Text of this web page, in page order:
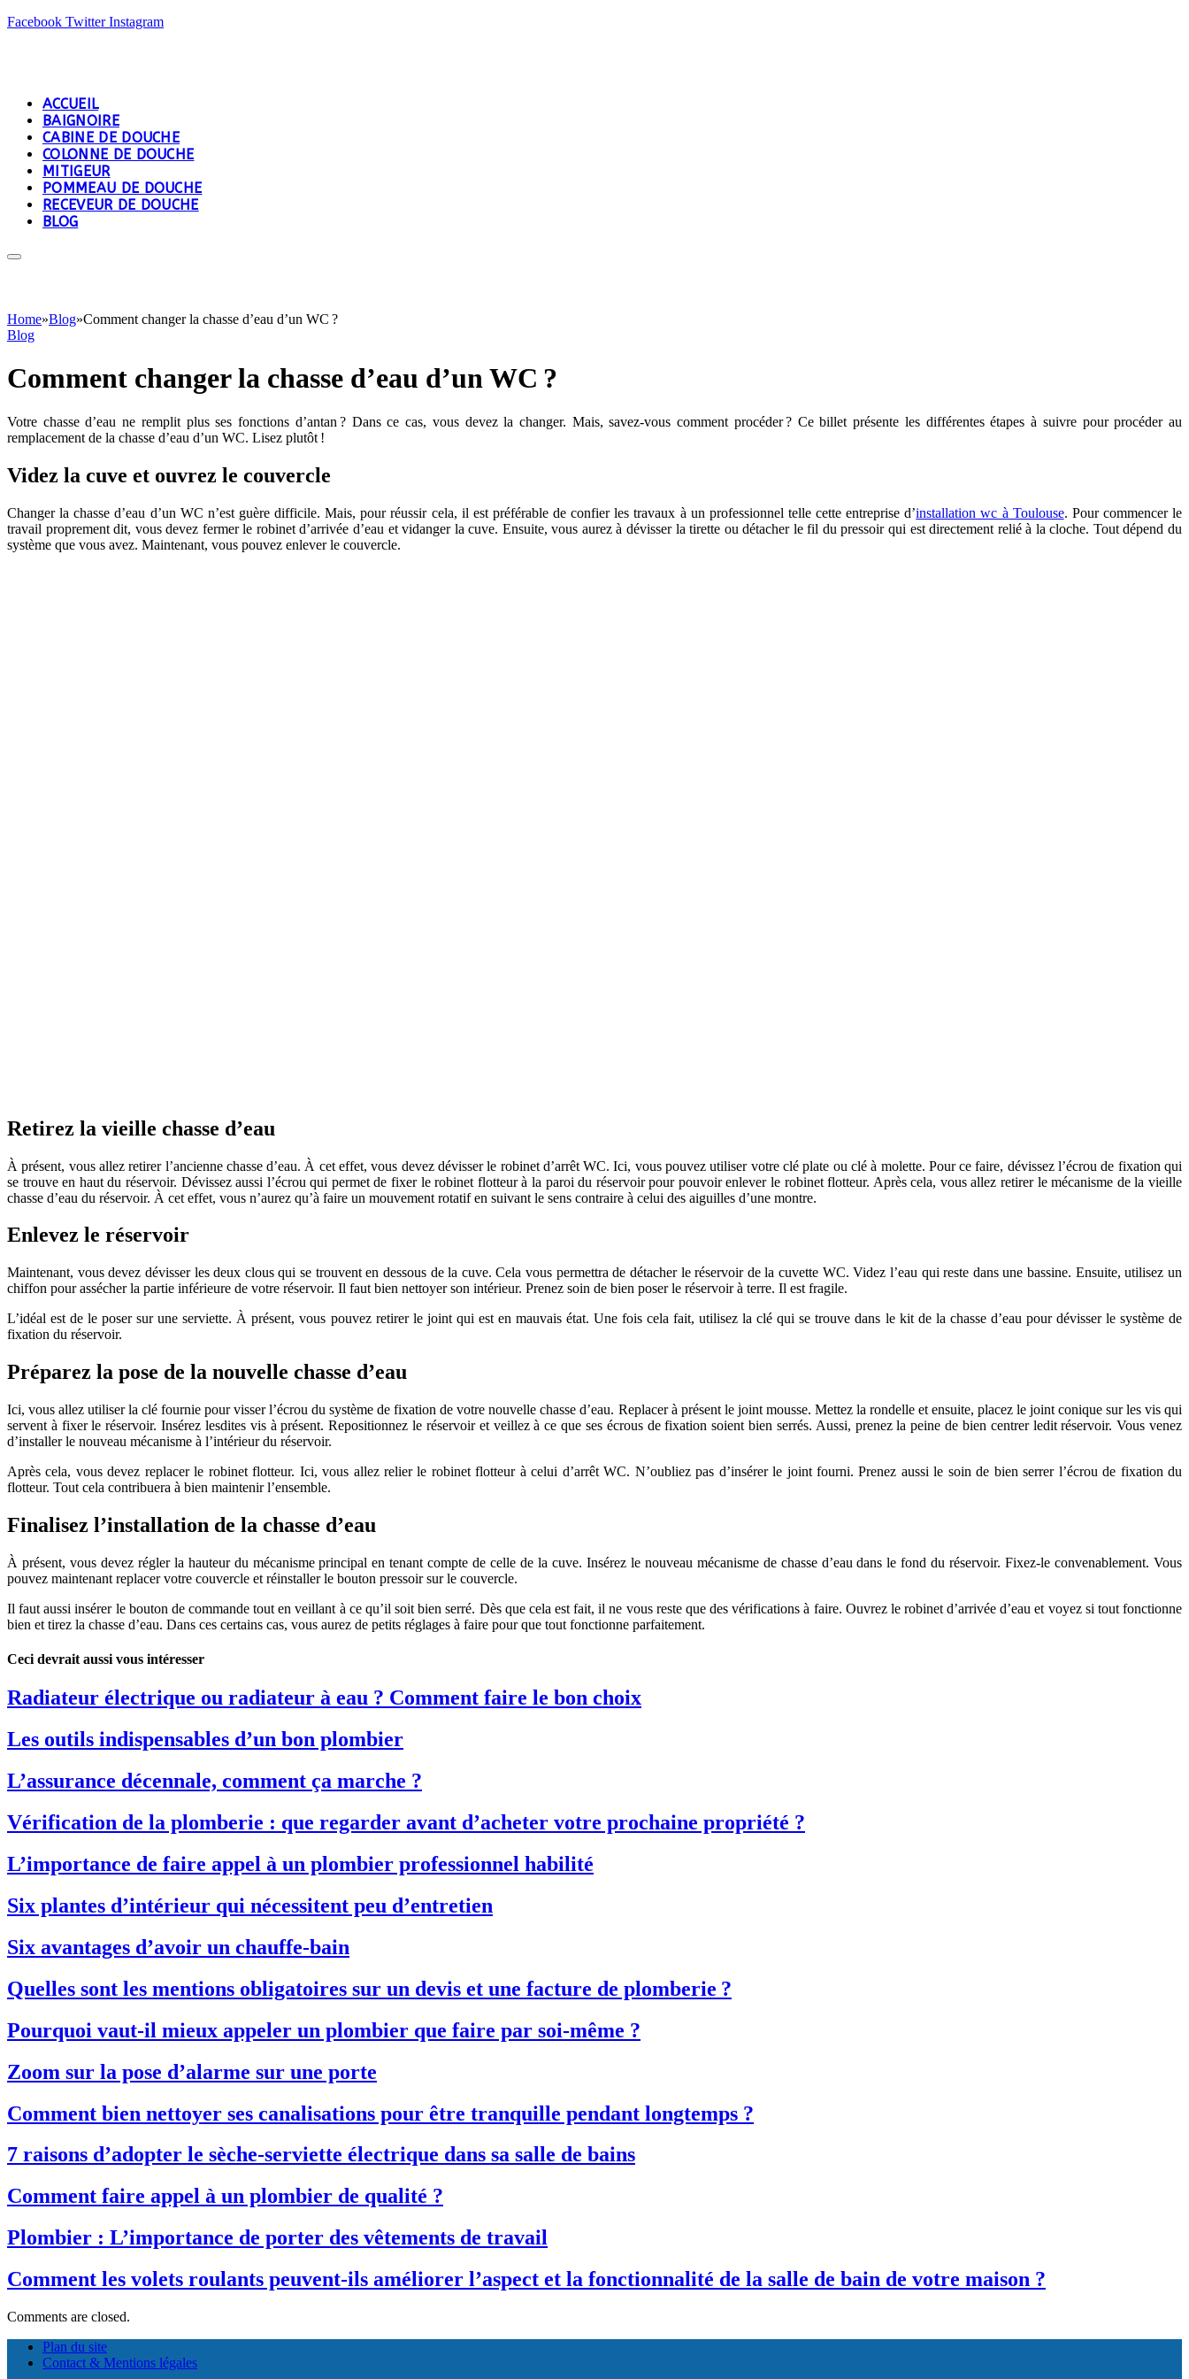
Facebook Twitter Instagram
ACCUEIL
BAIGNOIRE
CABINE DE DOUCHE
COLONNE DE DOUCHE
MITIGEUR
POMMEAU DE DOUCHE
RECEVEUR DE DOUCHE
BLOG
Home»Blog»Comment changer la chasse d’eau d’un WC ?
Blog
Comment changer la chasse d’eau d’un WC ?
Votre chasse d’eau ne remplit plus ses fonctions d’antan ? Dans ce cas, vous devez la changer. Mais, savez-vous comment procéder ? Ce billet présente les différentes étapes à suivre pour procéder au
remplacement de la chasse d’eau d’un WC. Lisez plutôt !
Videz la cuve et ouvrez le couvercle
Changer la chasse d’eau d’un WC n’est guère difficile. Mais, pour réussir cela, il est préférable de confier les travaux à un professionnel telle cette entreprise d’installation wc à Toulouse. Pour commencer le
travail proprement dit, vous devez fermer le robinet d’arrivée d’eau et vidanger la cuve. Ensuite, vous aurez à dévisser la tirette ou détacher le fil du pressoir qui est directement relié à la cloche. Tout dépend du
système que vous avez. Maintenant, vous pouvez enlever le couvercle.
Retirez la vieille chasse d’eau
À présent, vous allez retirer l’ancienne chasse d’eau. À cet effet, vous devez dévisser le robinet d’arrêt WC. Ici, vous pouvez utiliser votre clé plate ou clé à molette. Pour ce faire, dévissez l’écrou de fixation qui
se trouve en haut du réservoir. Dévissez aussi l’écrou qui permet de fixer le robinet flotteur à la paroi du réservoir pour pouvoir enlever le robinet flotteur. Après cela, vous allez retirer le mécanisme de la vieille
chasse d’eau du réservoir. À cet effet, vous n’aurez qu’à faire un mouvement rotatif en suivant le sens contraire à celui des aiguilles d’une montre.
Enlevez le réservoir
Maintenant, vous devez dévisser les deux clous qui se trouvent en dessous de la cuve. Cela vous permettra de détacher le réservoir de la cuvette WC. Videz l’eau qui reste dans une bassine. Ensuite, utilisez un
chiffon pour assécher la partie inférieure de votre réservoir. Il faut bien nettoyer son intérieur. Prenez soin de bien poser le réservoir à terre. Il est fragile.
L’idéal est de le poser sur une serviette. À présent, vous pouvez retirer le joint qui est en mauvais état. Une fois cela fait, utilisez la clé qui se trouve dans le kit de la chasse d’eau pour dévisser le système de
fixation du réservoir.
Préparez la pose de la nouvelle chasse d’eau
Ici, vous allez utiliser la clé fournie pour visser l’écrou du système de fixation de votre nouvelle chasse d’eau. Replacer à présent le joint mousse. Mettez la rondelle et ensuite, placez le joint conique sur les vis qui
servent à fixer le réservoir. Insérez lesdites vis à présent. Repositionnez le réservoir et veillez à ce que ses écrous de fixation soient bien serrés. Aussi, prenez la peine de bien centrer ledit réservoir. Vous venez
d’installer le nouveau mécanisme à l’intérieur du réservoir.
Après cela, vous devez replacer le robinet flotteur. Ici, vous allez relier le robinet flotteur à celui d’arrêt WC. N’oubliez pas d’insérer le joint fourni. Prenez aussi le soin de bien serrer l’écrou de fixation du
flotteur. Tout cela contribuera à bien maintenir l’ensemble.
Finalisez l’installation de la chasse d’eau
À présent, vous devez régler la hauteur du mécanisme principal en tenant compte de celle de la cuve. Insérez le nouveau mécanisme de chasse d’eau dans le fond du réservoir. Fixez-le convenablement. Vous
pouvez maintenant replacer votre couvercle et réinstaller le bouton pressoir sur le couvercle.
Il faut aussi insérer le bouton de commande tout en veillant à ce qu’il soit bien serré. Dès que cela est fait, il ne vous reste que des vérifications à faire. Ouvrez le robinet d’arrivée d’eau et voyez si tout fonctionne
bien et tirez la chasse d’eau. Dans ces certains cas, vous aurez de petits réglages à faire pour que tout fonctionne parfaitement.
Ceci devrait aussi vous intéresser
Radiateur électrique ou radiateur à eau ? Comment faire le bon choix
Les outils indispensables d’un bon plombier
L’assurance décennale, comment ça marche ?
Vérification de la plomberie : que regarder avant d’acheter votre prochaine propriété ?
L’importance de faire appel à un plombier professionnel habilité
Six plantes d’intérieur qui nécessitent peu d’entretien
Six avantages d’avoir un chauffe-bain
Quelles sont les mentions obligatoires sur un devis et une facture de plomberie ?
Pourquoi vaut-il mieux appeler un plombier que faire par soi-même ?
Zoom sur la pose d’alarme sur une porte
Comment bien nettoyer ses canalisations pour être tranquille pendant longtemps ?
7 raisons d’adopter le sèche-serviette électrique dans sa salle de bains
Comment faire appel à un plombier de qualité ?
Plombier : L’importance de porter des vêtements de travail
Comment les volets roulants peuvent-ils améliorer l’aspect et la fonctionnalité de la salle de bain de votre maison ?
Comments are closed.
Plan du site
Contact & Mentions légales